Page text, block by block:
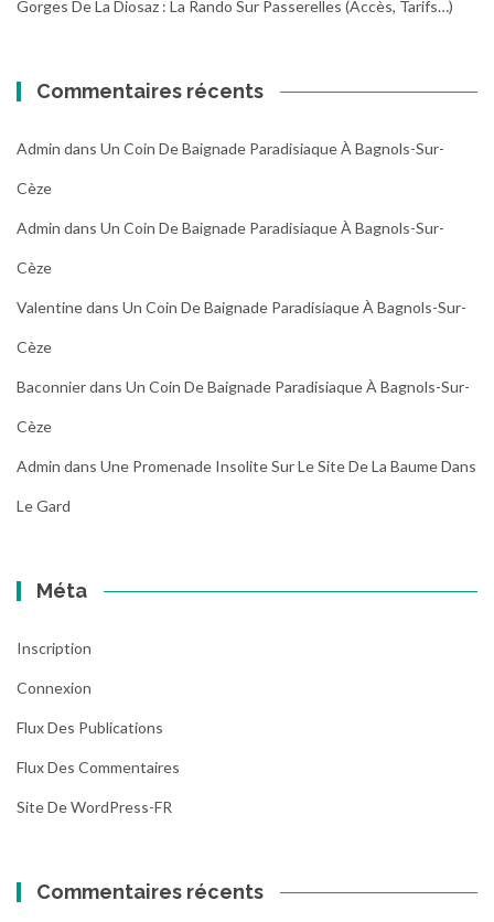
Gorges De La Diosaz : La Rando Sur Passerelles (Accès, Tarifs…)
Commentaires récents
Admin dans Un Coin De Baignade Paradisiaque À Bagnols-Sur-
Cèze
Admin dans Un Coin De Baignade Paradisiaque À Bagnols-Sur-
Cèze
Valentinedans Un Coin De Baignade Paradisiaque À Bagnols-Sur-
Cèze
Baconnierdans Un Coin De Baignade Paradisiaque À Bagnols-Sur-
Cèze
Admin dans Une Promenade Insolite Sur Le Site De La Baume Dans
Le Gard
Méta
Inscription
Connexion
Flux Des Publications
Flux Des Commentaires
Site De WordPress-FR
Commentaires récents